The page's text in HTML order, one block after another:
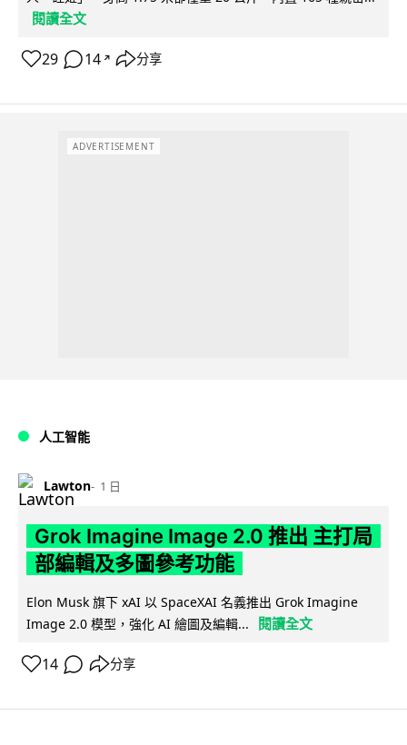
閱讀全文
29 14 ↗ 分享
ADVERTISEMENT
人工智能
Lawton 1 日
Grok Imagine Image 2.0 推出 主打局
部編輯及多圖參考功能
Elon Musk 旗下 xAI 以 SpaceXAI 名義推出 Grok Imagine
Image 2.0 模型，強化 AI 繪圖及編輯...
閱讀全文
14 分享